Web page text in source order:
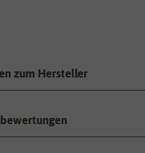
zum Hersteller